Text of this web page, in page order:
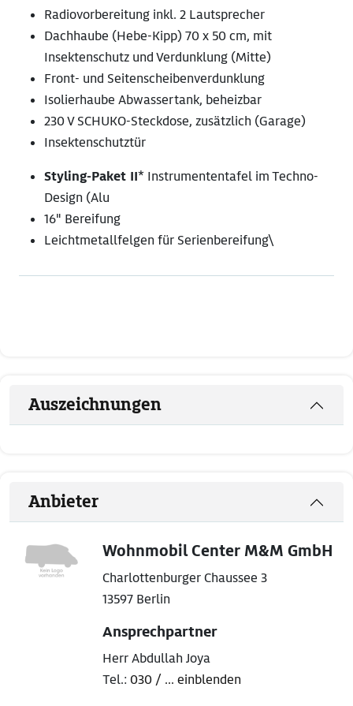
Radiovorbereitung inkl. 2 Lautsprecher
Dachhaube (Hebe-Kipp) 70 x 50 cm, mit
Insektenschutz und Verdunklung (Mitte)
Front- und Seitenscheibenverdunklung
Isolierhaube Abwassertank, beheizbar
230 V SCHUKO-Steckdose, zusätzlich (Garage)
Insektenschutztür
Styling-Paket II* Instrumententafel im Techno-
Design (Alu
16" Bereifung
Leichtmetallfelgen für Serienbereifung\
Auszeichnungen
Anbieter
Wohnmobil Center M&M GmbH
Charlottenburger Chaussee 3
13597 Berlin
Ansprechpartner
Herr Abdullah Joya
Tel.: 030 / ... einblenden